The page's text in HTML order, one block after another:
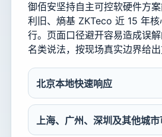
御佰安坚持自主可控软硬件方
利旧、熵基 ZKTeco 近 15 年
行。页面口径避开容易造成误
名类说法，按现场真实边界给出
北京本地快速响应
上海、广州、深圳及其他城